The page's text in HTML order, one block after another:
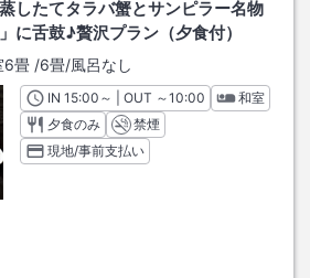
したてタラバ蟹とサンピラー名物
に舌鼓♪贅沢プラン（夕食付）
6畳 /6畳/風呂なし
INチェックイン
15:00 ～ | OUT チェックアウト
～10:00
和室
夕食のみ
禁煙
現地/事前支払い